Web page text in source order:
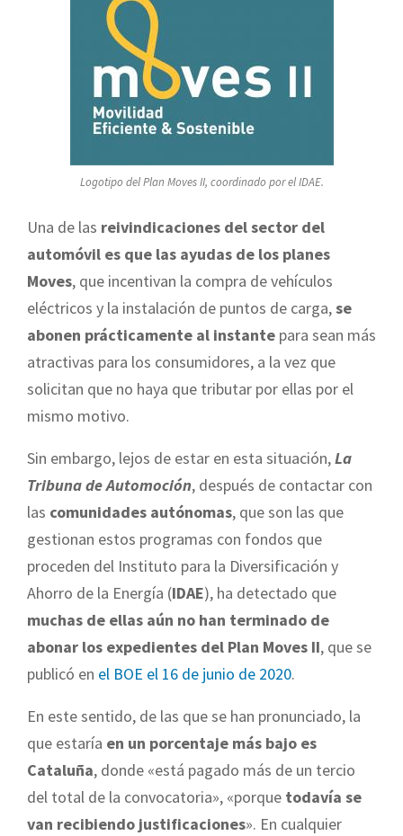
Logotipo del Plan Moves II, coordinado por el IDAE.
Una de las reivindicaciones del sector del
automóvil es que las ayudas de los planes
Moves, que incentivan la compra de vehículos
eléctricos y la instalación de puntos de carga,se
abonen prácticamente al instante para sean más
atractivas para los consumidores, a la vez que
solicitan que no haya que tributar por ellas por el
mismo motivo.
Sin embargo, lejos de estar en esta situación,La
Tribuna de Automoción, después de contactar con
las comunidades autónomas, que son las que
gestionan estos programas con fondos que
proceden del Instituto para la Diversificación y
Ahorro de la Energía (IDAE), ha detectado que
muchas de ellas aún no han terminado de
abonar los expedientes del Plan Moves II, que se
publicó en el BOE el 16 de junio de 2020.
En este sentido, de las que se han pronunciado, la
que estaría en un porcentaje más bajo es
Cataluña, donde «está pagado más de un tercio
del total de la convocatoria», «porque todavía se
van recibiendo justificaciones». En cualquier